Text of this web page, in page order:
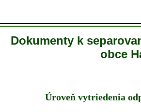
Dokumenty k
obce
Úroveň vytriedenia